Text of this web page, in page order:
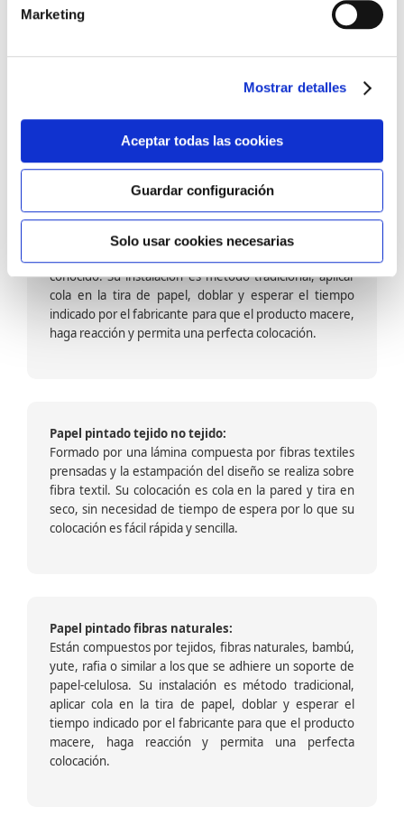
Marketing
Mostrar detalles
Aceptar todas las cookies
Guardar configuración
Solo usar cookies necesarias
barniz multiadherente en base agua. En zonas de
fuegos, se recomienda proteger con placas, silestone,
dado que el frotar en exceso dañaría el papel. Su
colocación es cola en la pared y tira en seco, sin
colocación es fácil rápida y sencilla.
Papel pintado calidad papel:
Formado por una capa de papel sobre un soporte de
conocido. Su instalación es método tradicional, aplicar
cola en la tira de papel, doblar y esperar el tiempo
indicado por el fabricante para que el producto macere,
haga reacción y permita una perfecta colocación.
Papel pintado tejido no tejido:
Formado por una lámina compuesta por fibras textiles
prensadas y la estampación del diseño se realiza sobre
fibra textil. Su colocación es cola en la pared y tira en
seco, sin necesidad de tiempo de espera por lo que su
colocación es fácil rápida y sencilla.
Papel pintado fibras naturales:
Están compuestos por tejidos, fibras naturales, bambú,
yute, rafia o similar a los que se adhiere un soporte de
papel-celulosa. Su instalación es método tradicional,
aplicar cola en la tira de papel, doblar y esperar el
tiempo indicado por el fabricante para que el producto
macere, haga reacción y permita una perfecta
colocación.